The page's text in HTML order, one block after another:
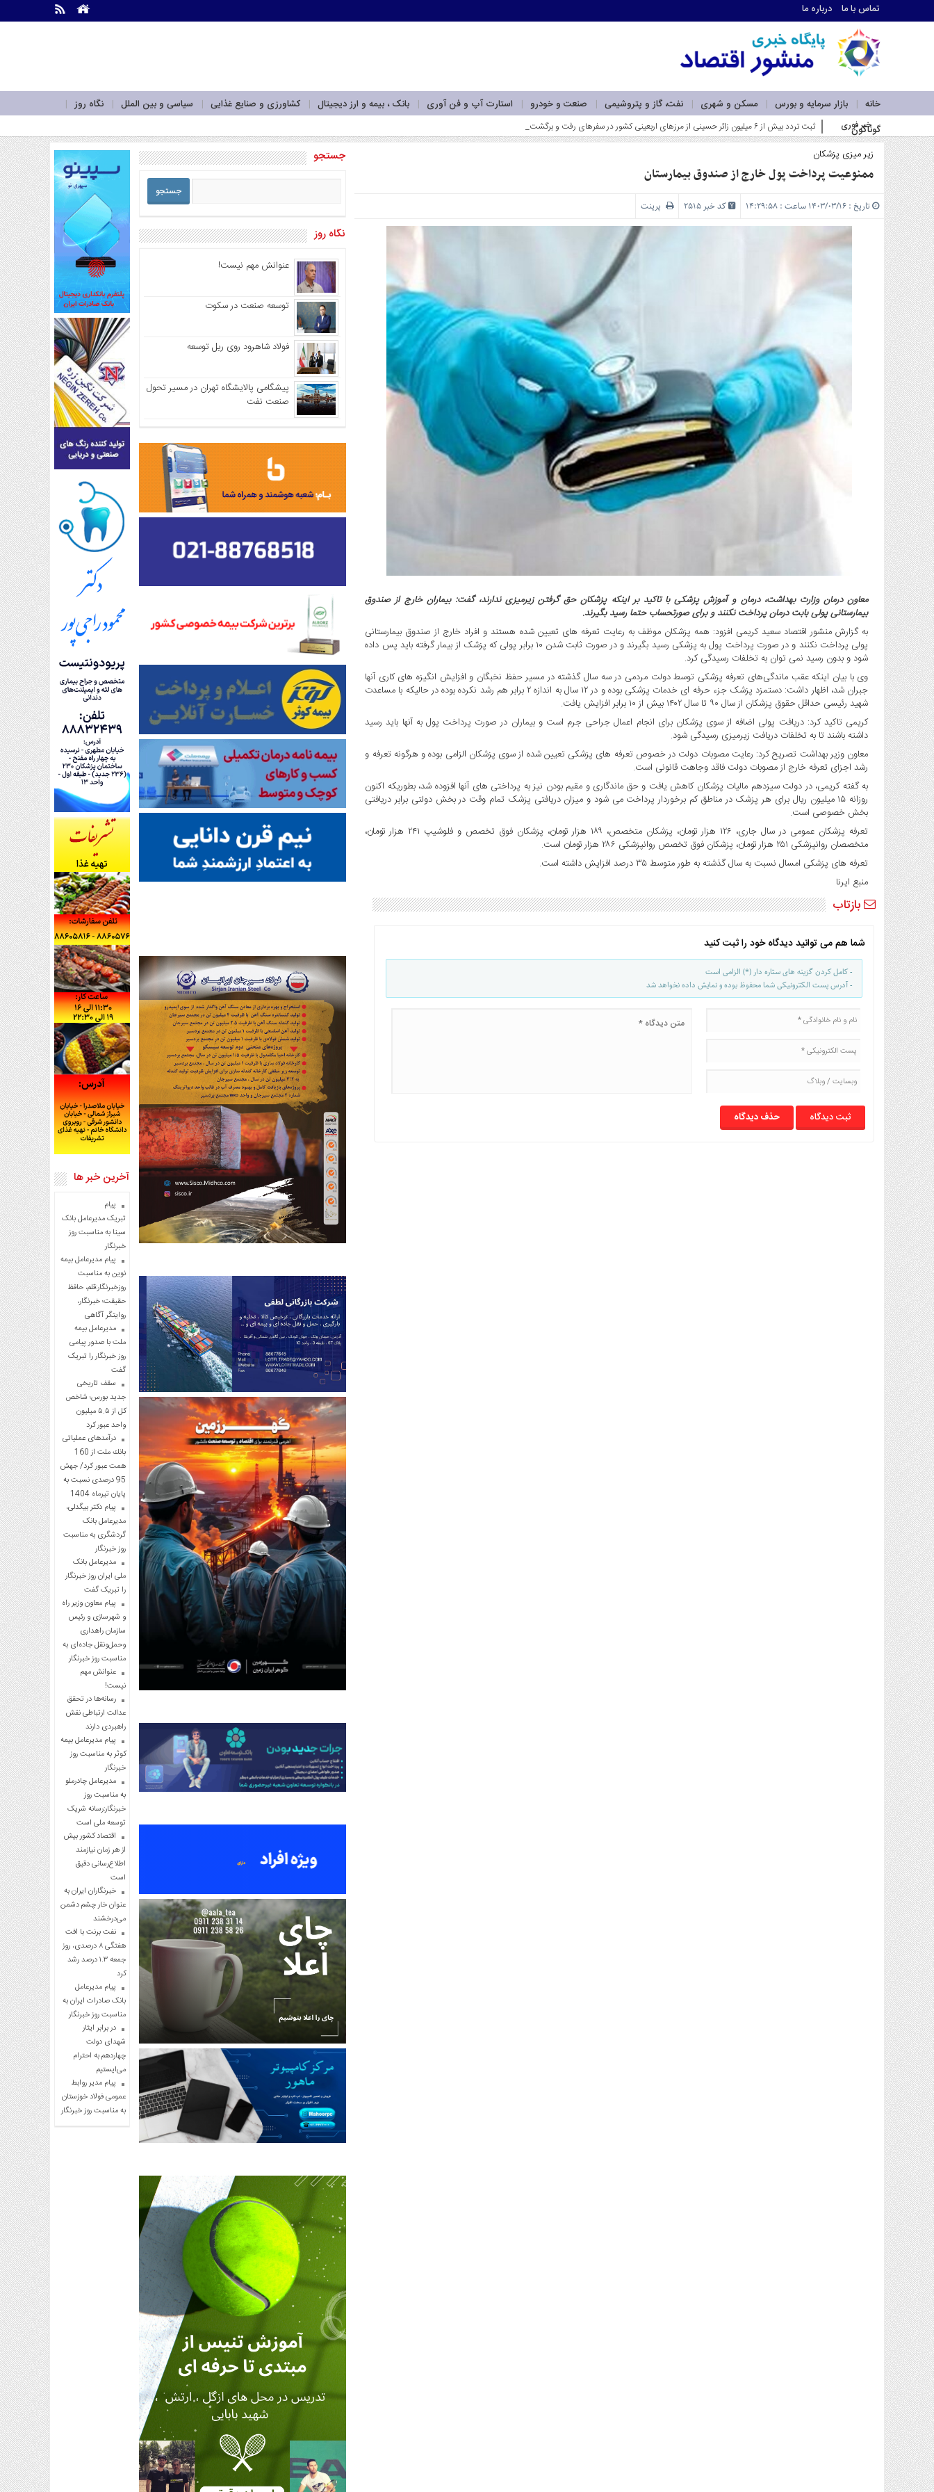
تماس با ما درباره ما
خانه بازار سرمایه و بورس مسکن و شهری نفت، گاز و پتروشیمی صنعت و خودرو استارت آپ و فن آوری بانک ، بیمه و ارز دیجیتال کشاورزی و صنایع غذایی سیاسی و بین الملل
نگاه روز
گوناگون
ما
درباره
سرویس
ها
خانه
بازار
سرمایه
و
بورس
مسکن
و
شهری
نفت،
گاز
و
پتروشیمی
صنعت
و
خودرو
استارت
آپ
و
فن
آوری
بانک
،
بیمه
و
ارز
دیجیتال
کشاورزی
و
صنایع
غذایی
سیاسی
و
بین
الملل
نگاه
روز
گوناگون
خبر فوری ضرورت بازآفرینی در نقشه راه _
زیر میزی پزشکان
ممنوعیت پرداخت پول خارج از صندوق بیمارستان
تاریخ : ۱۴۰۳/۰۳/۱۶ ساعت : ۱۴:۲۹:۵۸ کد خبر 2515 پرینت
معاون درمان وزارت بهداشت، درمان و آموزش پزشکی با تاکید بر اینکه پزشکان حق گرفتن زیرمیزی ندارند، گفت: بیماران خارج از صندوق
بیمارستانی پولی بابت درمان پرداخت نکنند و برای صورتحساب حتما رسید بگیرند.
به گزارش منشور اقتصاد سعید کریمی افزود: همه پزشکان موظف به رعایت تعرفه های تعیین شده هستند و افراد خارج از صندوق بیمارستانی
پولی پرداخت نکنند و در صورت پرداخت پول به پزشکی رسید بگیرند و در صورت ثابت شدن ۱۰ برابر پولی که پزشک از بیمار گرفته باید پس داده
شود و بدون رسید نمی توان به تخلفات رسیدگی کرد.
وی با بیان اینکه عقب ماندگی‌های تعرفه پزشکی توسط دولت مردمی در سه سال گذشته در مسیر حفظ نخبگان و افزایش انگیزه های کاری آنها
جبران شد، اظهار داشت: دستمزد پزشک جزء حرفه ای خدمات پزشکی بوده و در ۱۲ سال به اندازه ۲ برابر هم رشد نکرده بوده در حالیکه با مساعدت
شهید رئیسی حداقل حقوق پزشکان از سال ۹۰ تا سال ۱۴۰۲ بیش از ۱۰ برابر افزایش یافت.
کریمی تاکید کرد: دریافت پولی اضافه از سوی پزشکان برای انجام اعمال جراحی جرم است و بیماران در صورت پرداخت پول به آنها باید رسید
داشته باشند تا به تخلفات دریافت زیرمیزی رسیدگی شود.
معاون وزیر بهداشت تصریح کرد: رعایت مصوبات دولت در خصوص تعرفه های پزشکی تعیین شده از سوی پزشکان الزامی بوده و هرگونه تعرفه و
رشد اجزای تعرفه خارج از مصوبات دولت فاقد وجاهت قانونی است.
به گفته کریمی، در دولت سیزدهم مالیات پزشکان کاهش یافت و حق ماندگاری و مقیم بودن نیز به پرداختی های آنها افزوده شد، بطوریکه اکنون
روزانه ۱۵ میلیون ریال برای هر پزشک در مناطق کم برخوردار پرداخت می شود و میزان دریافتی پزشک تمام وقت در بخش دولتی برابر دریافتی
بخش خصوصی است.
تعرفه پزشکان عمومی در سال جاری، ۱۲۶ هزار تومان، پزشکان متخصص، ۱۸۹ هزار تومان، پزشکان فوق تخصص و فلوشیپ ۲۴۱ هزار تومان،
متخصصان روانپزشکی ۲۵۱ هزار تومان، پزشکان فوق تخصص روانپزشکی ۲۸۶ هزار تومان است.
تعرفه های پزشکی امسال نسبت به سال گذشته به طور متوسط ۳۵ درصد افزایش داشته است.
منبع ایرنا
بازتاب
شما هم می توانید دیدگاه خود را ثبت کنید
- کامل کردن گزینه های ستاره دار (*) الزامی است
- آدرس پست الکترونیکی شما محفوظ بوده و نمایش داده نخواهد شد
حذف دیدگاه
جستجو
نگاه روز
عنوانش مهم نیست!
توسعه صنعت در سکوت
فولاد شاهرود روی ریل توسعه
پیشگامی پالایشگاه تهران در مسیر تحول
صنعت نفت
آخرین خبر ها
پیام
تبریک مدیرعامل بانک
سینا به مناسبت روز
خبرنگار
پیام مدیرعامل بیمه
نوین به مناسبت
روزخبرنگار:قلم، حافظ
حقیقت؛ خبرنگار،
روایتگر آگاهی
مدیرعامل بیمه
ملت با صدور پیامی
روز خبرنگار را تبریک
گفت
سقف تاریخی
جدید بورس؛ شاخص
کل از ۵.۵ میلیون
واحد عبور کرد
درآمدهای عملیاتی
بانك ملت از 160
همت عبور كرد/ جهش
95 درصدی نسبت به
پایان تیرماه 1404
پیام دکتر بیگدلی،
مدیرعامل بانک
گردشگری به مناسبت
روز خبرنگار
مدیرعامل بانک
ملی ایران روز خبرنگار
را تبریک گفت
پیام معاون وزیر راه
و شهرسازی و رئیس
سازمان راهداری
وحمل‌ونقل جاده‌ای به
مناسبت روز خبرنگار
عنوانش مهم
نیست!
رسانه‌ها در تحقق
عدالت ارتباطی نقش
راهبردی دارند
پیام مدیرعامل بیمه
کوثر به مناسبت روز
خبرنگار
مدیرعامل چادرملو
به مناسبت روز
خبرنگار:رسانه شریک
توسعه ملی است
اقتصاد کشور بیش
از هر زمان نیازمند
اطلاع‌رسانی دقیق
است
خبرنگاران ایران به
عنوان خار چشم دشمن
می‌درخشند
نفت برنت با افت
هفتگی ۸ درصدی، روز
جمعه ۱.۳ درصد رشد
کرد
پیام مدیرعامل
بانک صادرات ایران به
مناسبت روز خبرنگار
در برابر ایثار
شهدای دولت
چهاردهم به احترام
می‌ایستیم
پیام مدیر روابط
عمومی فولاد خوزستان
به مناسبت روز خبرنگار